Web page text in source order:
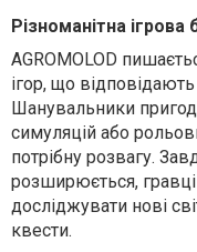
Різноманітна ігрова
AGROMOLOD
ігор, що
Шанувальники
симуляцій або
потрібну розвагу.
розширюється,
досліджувати нові
квести.